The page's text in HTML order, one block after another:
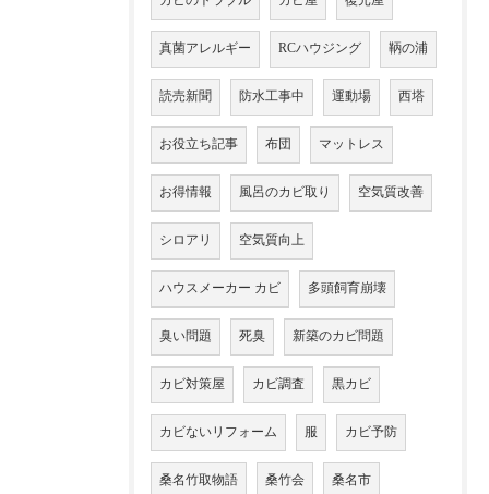
真菌アレルギー RCハウジング 鞆の浦
読売新聞 防水工事中 運動場 西塔
お役立ち記事 布団 マットレス
お得情報 風呂のカビ取り 空気質改善
シロアリ 空気質向上
ハウスメーカー カビ 多頭飼育崩壊
臭い問題 死臭 新築のカビ問題
カビ対策屋 カビ調査 黒カビ
カビないリフォーム 服 カビ予防
桑名竹取物語 桑竹会 桑名市